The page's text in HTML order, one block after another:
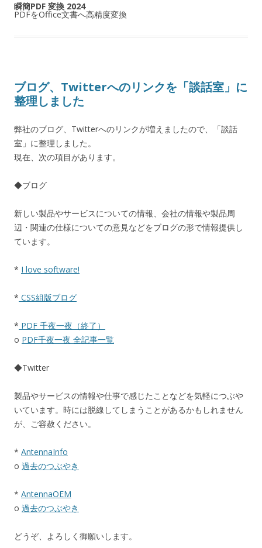
瞬簡PDF 変換 2024
PDFをOffice文書へ高精度変換
ブログ、Twitterへのリンクを「談話室」に
整理しました
弊社のブログ、Twitterへのリンクが増えましたので、「談話
室」に整理しました。
現在、次の項目があります。
◆ブログ
新しい製品やサービスについての情報、会社の情報や製品周
辺・関連の仕様についての意見などをブログの形で情報提供し
ています。
* I love software!
* CSS組版ブログ
* PDF 千夜一夜（終了）
o PDF千夜一夜 全記事一覧
◆Twitter
製品やサービスの情報や仕事で感じたことなどを気軽につぶや
いています。時には脱線してしまうことがあるかもしれません
が、ご容赦ください。
* AntennaInfo
o 過去のつぶやき
* AntennaOEM
o 過去のつぶやき
どうぞ、よろしく御願いします。